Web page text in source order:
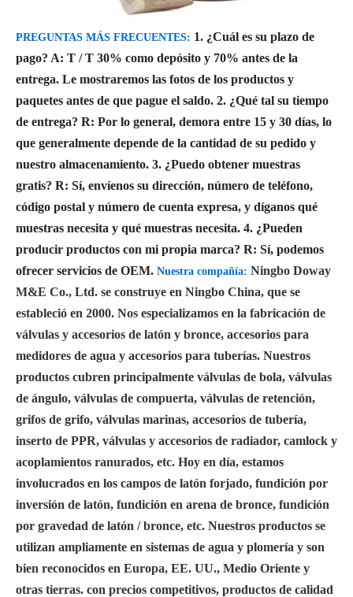
PREGUNTAS MÁS FRECUENTES: 1. ¿Cuál es su plazo de
pago? A: T / T 30% como depósito y 70% antes de la
entrega. Le mostraremos las fotos de los productos y
paquetes antes de que pague el saldo. 2. ¿Qué tal su tiempo
de entrega? R: Por lo general, demora entre 15 y 30 días, lo
que generalmente depende de la cantidad de su pedido y
nuestro almacenamiento. 3. ¿Puedo obtener muestras
gratis? R: Sí, envíenos su dirección, número de teléfono,
código postal y número de cuenta expresa, y díganos qué
muestras necesita y qué muestras necesita. 4. ¿Pueden
producir productos con mi propia marca? R: Sí, podemos
ofrecer servicios de OEM. Nuestra compañía: Ningbo Doway
M&E Co., Ltd. se construye en Ningbo China, que se
estableció en 2000. Nos especializamos en la fabricación de
válvulas y accesorios de latón y bronce, accesorios para
medidores de agua y accesorios para tuberías. Nuestros
productos cubren principalmente válvulas de bola, válvulas
de ángulo, válvulas de compuerta, válvulas de retención,
grifos de grifo, válvulas marinas, accesorios de tubería,
inserto de PPR, válvulas y accesorios de radiador, camlock y
acoplamientos ranurados, etc. Hoy en día, estamos
involucrados en los campos de latón forjado, fundición por
inversión de latón, fundición en arena de bronce, fundición
por gravedad de latón / bronce, etc. Nuestros productos se
utilizan ampliamente en sistemas de agua y plomería y son
bien reconocidos en Europa, EE. UU., Medio Oriente y
otras tierras. con precios competitivos, productos de calidad